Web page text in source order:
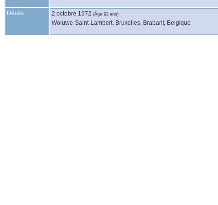
Décès 2 octobre 1972 (Âge 92 ans)
Woluwe-Saint-Lambert, Bruxelles, Brabant, Belgique